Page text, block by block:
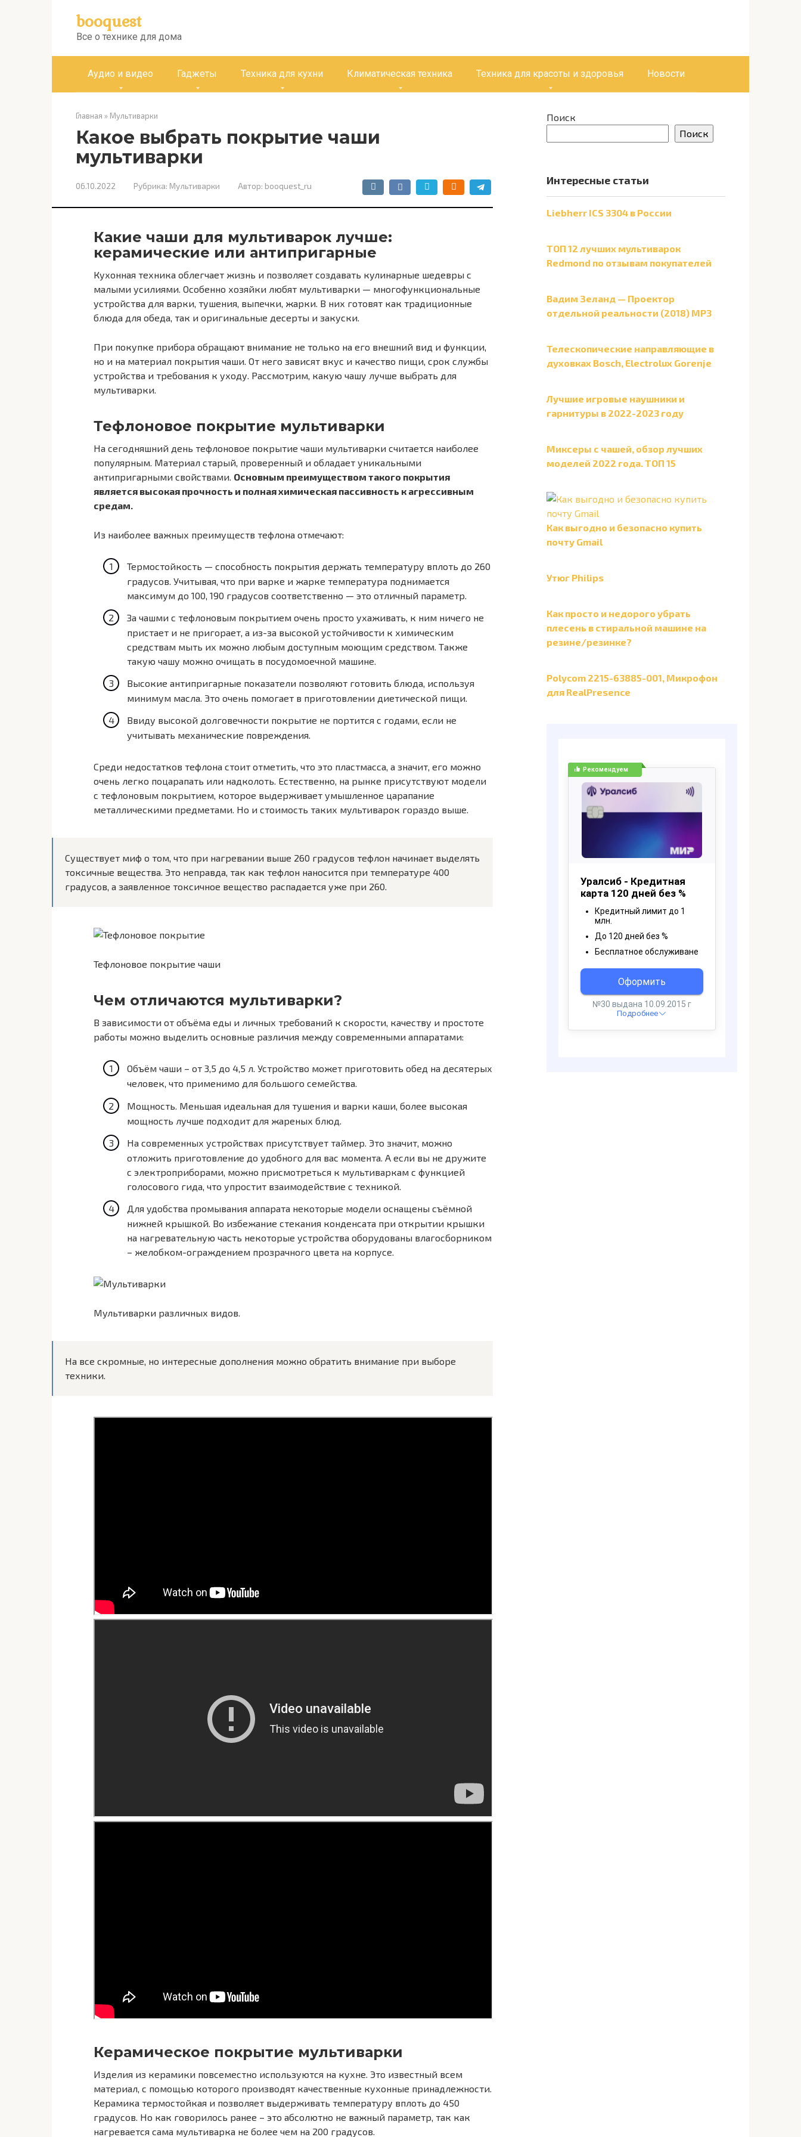
booquest
Все о технике для дома
Аудио и видео Гаджеты Техника для кухни Климатическая техника Техника для красоты и здоровья Новости
Главная » Мультиварки
Какое выбрать покрытие чаши
мультиварки
06.10.2022 Рубрика: Мультиварки Автор: booquest_ru
Какие чаши для мультиварок лучше:
керамические или антипригарные
Кухонная техника облегчает жизнь и позволяет создавать кулинарные шедевры с
малыми усилиями. Особенно хозяйки любят мультиварки — многофункциональные
устройства для варки, тушения, выпечки, жарки. В них готовят как традиционные
блюда для обеда, так и оригинальные десерты и закуски.
При покупке прибора обращают внимание не только на его внешний вид и функции,
но и на материал покрытия чаши. От него зависят вкус и качество пищи, срок службы
устройства и требования к уходу. Рассмотрим, какую чашу лучше выбрать для
мультиварки.
Тефлоновое покрытие мультиварки
На сегодняшний день тефлоновое покрытие чаши мультиварки считается наиболее
популярным. Материал старый, проверенный и обладает уникальными
антипригарными свойствами. Основным преимуществом такого покрытия
является высокая прочность и полная химическая пассивность к агрессивным
средам.
Из наиболее важных преимуществ тефлона отмечают:
Термостойкость — способность покрытия держать температуру вплоть до 260
градусов. Учитывая, что при варке и жарке температура поднимается
максимум до 100, 190 градусов соответственно — это отличный параметр.
За чашми с тефлоновым покрытием очень просто ухаживать, к ним ничего не
пристает и не пригорает, а из-за высокой устойчивости к химическим
средствам мыть их можно любым доступным моющим средством. Также
такую чашу можно очищать в посудомоечной машине.
Высокие антипригарные показатели позволяют готовить блюда, используя
минимум масла. Это очень помогает в приготовлении диетической пищи.
Ввиду высокой долговечности покрытие не портится с годами, если не
учитывать механические повреждения.
Среди недостатков тефлона стоит отметить, что это пластмасса, а значит, его можно
очень легко поцарапать или надколоть. Естественно, на рынке присутствуют модели
с тефлоновым покрытием, которое выдерживает умышленное царапание
металлическими предметами. Но и стоимость таких мультиварок гораздо выше.
Существует миф о том, что при нагревании выше 260 градусов тефлон начинает выделять
токсичные вещества. Это неправда, так как тефлон наносится при температуре 400
градусов, а заявленное токсичное вещество распадается уже при 260.
Тефлоновое покрытие чаши
Чем отличаются мультиварки?
В зависимости от объёма еды и личных требований к скорости, качеству и простоте
работы можно выделить основные различия между современными аппаратами:
Объём чаши – от 3,5 до 4,5 л. Устройство может приготовить обед на десятерых
человек, что применимо для большого семейства.
Мощность. Меньшая идеальная для тушения и варки каши, более высокая
мощность лучше подходит для жареных блюд.
На современных устройствах присутствует таймер. Это значит, можно
отложить приготовление до удобного для вас момента. А если вы не дружите
с электроприборами, можно присмотреться к мультиваркам с функцией
голосового гида, что упростит взаимодействие с техникой.
Для удобства промывания аппарата некоторые модели оснащены съёмной
нижней крышкой. Во избежание стекания конденсата при открытии крышки
на нагревательную часть некоторые устройства оборудованы влагосборником
– желобком-ограждением прозрачного цвета на корпусе.
Мультиварки различных видов.
На все скромные, но интересные дополнения можно обратить внимание при выборе
техники.
Керамическое покрытие мультиварки
Изделия из керамики повсеместно используются на кухне. Это известный всем
материал, с помощью которого производят качественные кухонные принадлежности.
Керамика термостойкая и позволяет выдерживать температуру вплоть до 450
градусов. Но как говорилось ранее – это абсолютно не важный параметр, так как
нагревается сама мультиварка не более чем на 200 градусов.
Поиск
Поиск
Интересные статьи
Liebherr ICS 3304 в России
ТОП 12 лучших мультиварок
Redmond по отзывам покупателей
Вадим Зеланд — Проектор
отдельной реальности (2018) MP3
Телескопические направляющие в
духовках Bosch, Electrolux Gorenje
Лучшие игровые наушники и
гарнитуры в 2022-2023 году
Миксеры с чашей, обзор лучших
моделей 2022 года. ТОП 15
Как выгодно и безопасно купить
почту Gmail
Утюг Philips
Как просто и недорого убрать
плесень в стиральной машине на
резине/резинке?
Polycom 2215-63885-001, Микрофон
для RealPresence